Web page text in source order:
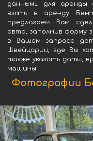
данными для аренды
взять в аренду
предлагаем Вам
авто, заполнив форму
в Вашем запросе
Швейцарии, где Вы
также указать даты,
машины.
Фотографии